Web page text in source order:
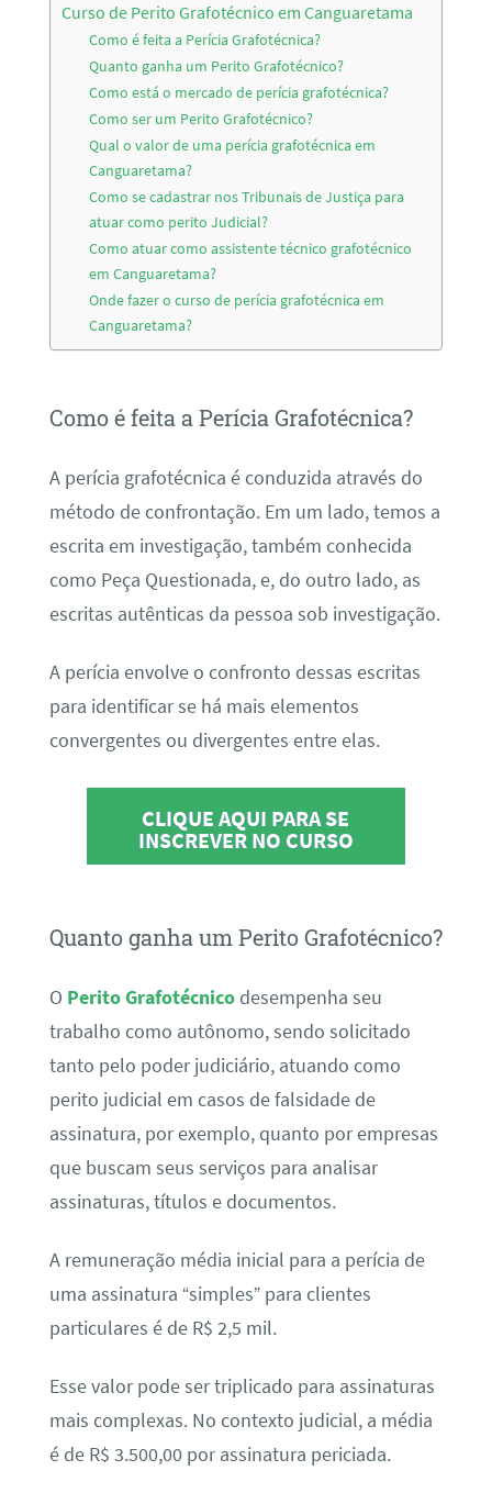
Curso de Perito Grafotécnico em Canguaretama
Como é feita a Perícia Grafotécnica?
Quanto ganha um Perito Grafotécnico?
Como está o mercado de perícia grafotécnica?
Como ser um Perito Grafotécnico?
Qual o valor de uma perícia grafotécnica em
Canguaretama?
Como se cadastrar nos Tribunais de Justiça para
atuar como perito Judicial?
Como atuar como assistente técnico grafotécnico
em Canguaretama?
Onde fazer o curso de perícia grafotécnica em
Canguaretama?
Como é feita a Perícia Grafotécnica?
A perícia grafotécnica é conduzida através do
método de confrontação. Em um lado, temos a
escrita em investigação, também conhecida
como Peça Questionada, e, do outro lado, as
escritas autênticas da pessoa sob investigação.
A perícia envolve o confronto dessas escritas
para identificar se há mais elementos
convergentes ou divergentes entre elas.
CLIQUE AQUI PARA SE
INSCREVER NO CURSO
Quanto ganha um Perito Grafotécnico?
O Perito Grafotécnicodesempenha seu
trabalho como autônomo, sendo solicitado
tanto pelo poder judiciário, atuando como
perito judicial em casos de falsidade de
assinatura, por exemplo, quanto por empresas
que buscam seus serviços para analisar
assinaturas, títulos e documentos.
A remuneração média inicial para a perícia de
uma assinatura “simples” para clientes
particulares é de R$ 2,5 mil.
Esse valor pode ser triplicado para assinaturas
mais complexas. No contexto judicial, a média
é de R$ 3.500,00 por assinatura periciada.